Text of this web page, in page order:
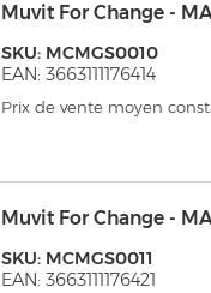
Muvit For Change -
SKU: MCMGS0010
EAN: 3663111176414
Prix de vente moyen
Muvit For Change -
SKU: MCMGS0011
EAN: 3663111176421